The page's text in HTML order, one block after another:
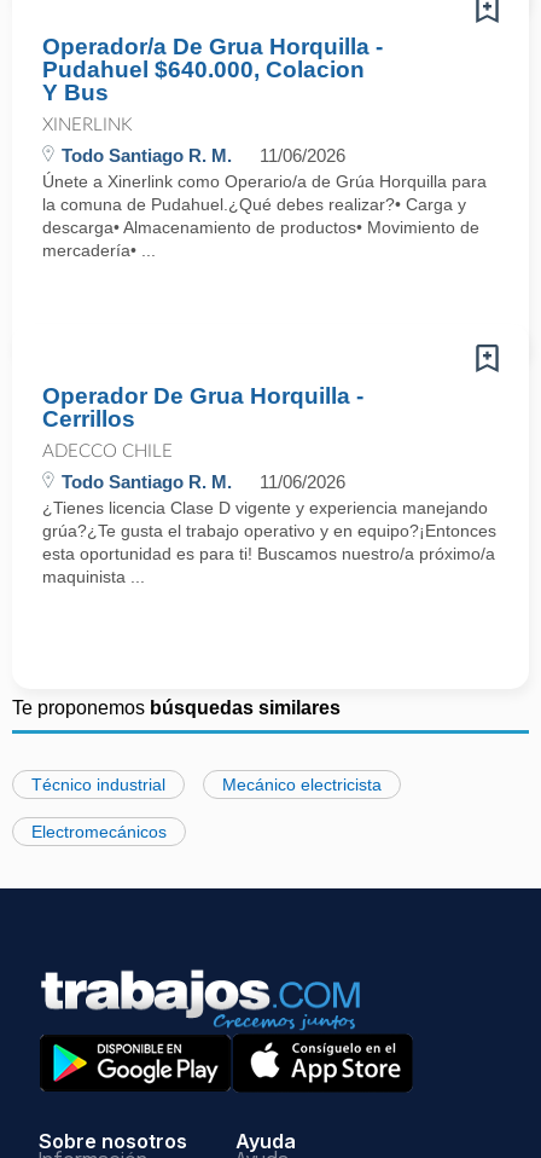
Operador/a De Grua Horquilla -
Pudahuel $640.000, Colacion
Y Bus
XINERLINK
Todo Santiago R. M. 11/06/2026
Únete a Xinerlink como Operario/a de Grúa Horquilla para
la comuna de Pudahuel.¿Qué debes realizar?• Carga y
descarga• Almacenamiento de productos• Movimiento de
mercadería• ...
Operador De Grua Horquilla -
Cerrillos
ADECCO CHILE
Todo Santiago R. M. 11/06/2026
¿Tienes licencia Clase D vigente y experiencia manejando
grúa?¿Te gusta el trabajo operativo y en equipo?¡Entonces
esta oportunidad es para ti! Buscamos nuestro/a próximo/a
maquinista ...
Te proponemos búsquedas similares
Técnico industrial Mecánico electricista
Electromecánicos
Sobre nosotros Ayuda